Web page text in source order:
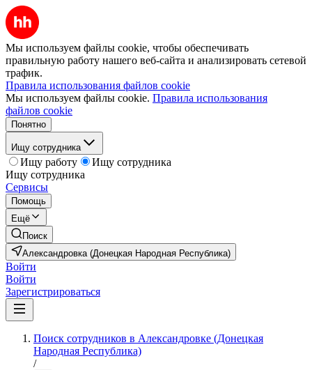
Мы используем файлы cookie, чтобы обеспечивать
правильную работу нашего веб-сайта и анализировать сетевой
трафик.
Правила использования файлов cookie
Мы используем файлы cookie. Правила использования
файлов cookie
Понятно
Ищу сотрудника
Ищу работу
Ищу сотрудника
Ищу сотрудника
Сервисы
Помощь
Ещё
Поиск
Александровка (Донецкая Народная Республика)
Войти
Войти
Зарегистрироваться
Поиск сотрудников в Александровке (Донецкая
Народная Республика)
/